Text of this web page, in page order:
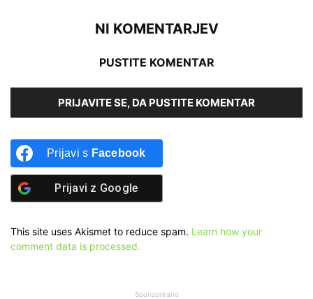
NI KOMENTARJEV
PUSTITE KOMENTAR
PRIJAVITE SE, DA PUSTITE KOMENTAR
Prijavi s Facebook
Prijavi z Google
This site uses Akismet to reduce spam. Learn how your
comment data is processed.
Sponzorirano